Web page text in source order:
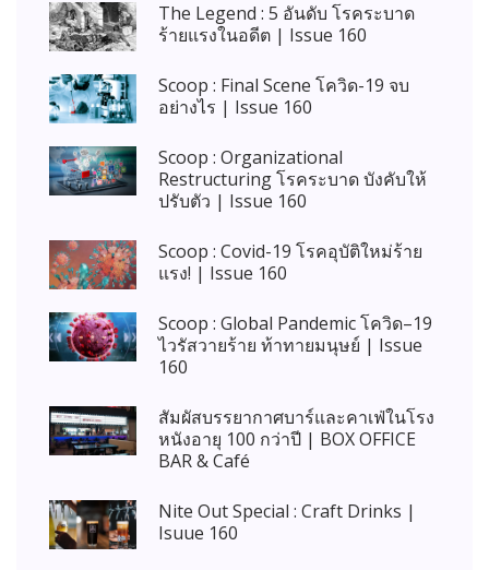
The Legend : 5 อันดับ โรคระบาด
ร้ายแรงในอดีต | Issue 160
Scoop : Final Scene โควิด-19 จบ
อย่างไร | Issue 160
Scoop : Organizational
Restructuring โรคระบาด บังคับให้
ปรับตัว | Issue 160
Scoop : Covid-19 โรคอุบัติใหม่ร้าย
แรง! | Issue 160
Scoop : Global Pandemic โควิด–19
ไวรัสวายร้าย ท้าทายมนุษย์ | Issue
160
สัมผัสบรรยากาศบาร์และคาเฟ่ในโรง
หนังอายุ 100 กว่าปี | BOX OFFICE
BAR & Café
Nite Out Special : Craft Drinks |
Isuue 160